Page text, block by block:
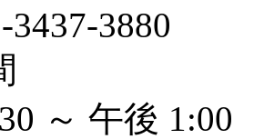
3880
～ 午後 1:00